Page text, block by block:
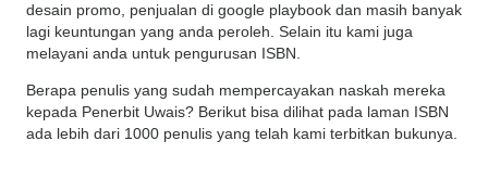
desain promo, penjualan di google playbook dan masih banyak
lagi keuntungan yang anda peroleh. Selain itu kami juga
melayani anda untuk pengurusan ISBN.
Berapa penulis yang sudah mempercayakan naskah mereka
kepada Penerbit Uwais? Berikut bisa dilihat pada laman ISBN
ada lebih dari 1000 penulis yang telah kami terbitkan bukunya.